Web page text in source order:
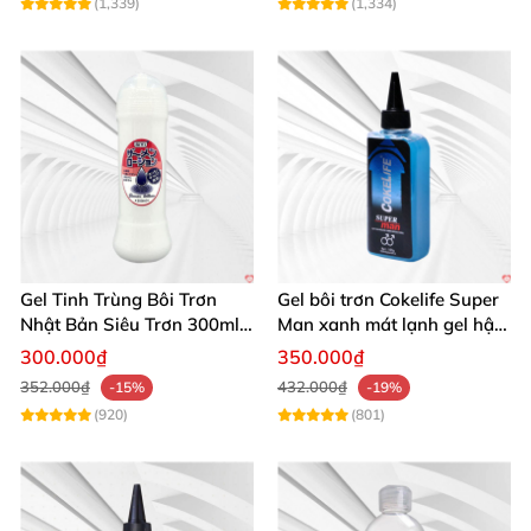
Gel Tinh Trùng Bôi Trơn
Nhật Bản Siêu Trơn 300ml
Cao Cấp
300.000₫
352.000₫
-15%
(920)
Gel bôi trơn Cokelife Super
Man xanh mát lạnh gel hậu
môn gay
350.000₫
432.000₫
-19%
(801)